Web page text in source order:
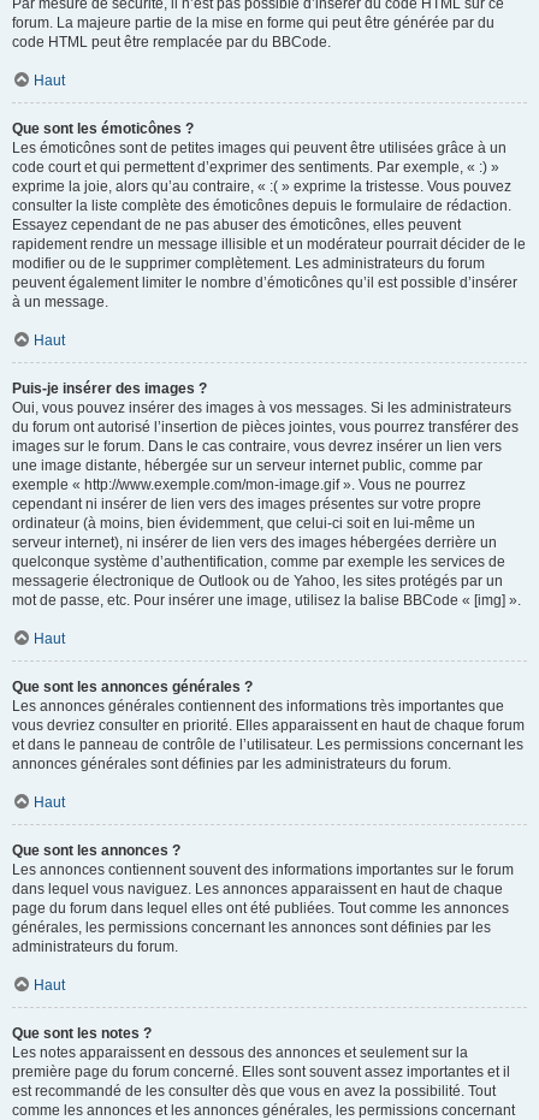
Par mesure de sécurité, il n’est pas possible d’insérer du code HTML sur ce
forum. La majeure partie de la mise en forme qui peut être générée par du
code HTML peut être remplacée par du BBCode.
Haut
Que sont les émoticônes ?
Les émoticônes sont de petites images qui peuvent être utilisées grâce à un
code court et qui permettent d’exprimer des sentiments. Par exemple, « :) »
exprime la joie, alors qu’au contraire, « :( » exprime la tristesse. Vous pouvez
consulter la liste complète des émoticônes depuis le formulaire de rédaction.
Essayez cependant de ne pas abuser des émoticônes, elles peuvent
rapidement rendre un message illisible et un modérateur pourrait décider de le
modifier ou de le supprimer complètement. Les administrateurs du forum
peuvent également limiter le nombre d’émoticônes qu’il est possible d’insérer
à un message.
Haut
Puis-je insérer des images ?
Oui, vous pouvez insérer des images à vos messages. Si les administrateurs
du forum ont autorisé l’insertion de pièces jointes, vous pourrez transférer des
images sur le forum. Dans le cas contraire, vous devrez insérer un lien vers
une image distante, hébergée sur un serveur internet public, comme par
exemple « http://www.exemple.com/mon-image.gif ». Vous ne pourrez
cependant ni insérer de lien vers des images présentes sur votre propre
ordinateur (à moins, bien évidemment, que celui-ci soit en lui-même un
serveur internet), ni insérer de lien vers des images hébergées derrière un
quelconque système d’authentification, comme par exemple les services de
messagerie électronique de Outlook ou de Yahoo, les sites protégés par un
mot de passe, etc. Pour insérer une image, utilisez la balise BBCode « [img] ».
Haut
Que sont les annonces générales ?
Les annonces générales contiennent des informations très importantes que
vous devriez consulter en priorité. Elles apparaissent en haut de chaque forum
et dans le panneau de contrôle de l’utilisateur. Les permissions concernant les
annonces générales sont définies par les administrateurs du forum.
Haut
Que sont les annonces ?
Les annonces contiennent souvent des informations importantes sur le forum
dans lequel vous naviguez. Les annonces apparaissent en haut de chaque
page du forum dans lequel elles ont été publiées. Tout comme les annonces
générales, les permissions concernant les annonces sont définies par les
administrateurs du forum.
Haut
Que sont les notes ?
Les notes apparaissent en dessous des annonces et seulement sur la
première page du forum concerné. Elles sont souvent assez importantes et il
est recommandé de les consulter dès que vous en avez la possibilité. Tout
comme les annonces et les annonces générales, les permissions concernant